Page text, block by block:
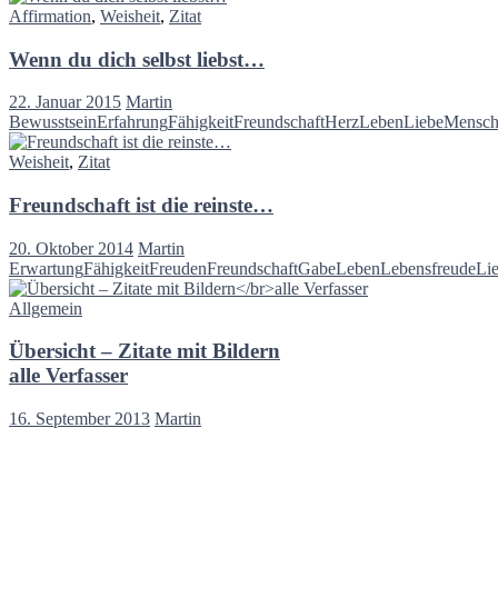
Affirmation, Weisheit, Zitat
Wenn du dich selbst liebst…
22. Januar 2015 Martin
BewusstseinErfahrungFähigkeitFreundschaftHerzLebenLiebe
Weisheit, Zitat
Freundschaft ist die reinste…
20. Oktober 2014 Martin
ErwartungFähigkeitFreudenFreundschaftGabeLebenLebensfreude
Allgemein
Übersicht – Zitate mit Bildern
alle Verfasser
16. September 2013 Martin